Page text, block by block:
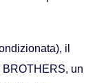
il
un